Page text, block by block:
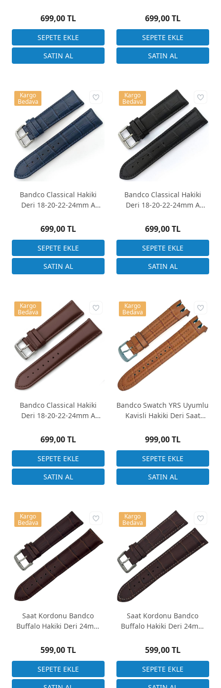
Seçenekli
699,00 TL 699,00 TL
Bandco Classical Hakiki
Deri 18-20-22-24mm A
Kroko
699,00 TL
Kargo
Bedava
Bandco Classical Hakiki
Deri 18-20-22-24mm A
699,00 TL
Kargo
Bedava
Bandco Classical Hakiki
Deri 18-20-22-24mm A
Kahverengi
699,00 TL
Kargo
Bedava
Bandco Swatch YRS Uyumlu
Kavisli Hakiki Deri Saat
999,00 TL
Kargo
Bedava
Saat Kordonu Bandco
Buffalo Hakiki Deri 24mm
Desen
599,00 TL
Kargo
Bedava
Saat Kordonu Bandco
Buffalo Hakiki Deri 24mm
Desen
599,00 TL
Kargo
Bedava